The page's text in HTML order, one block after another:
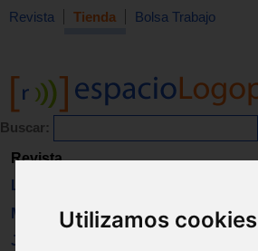
Utilizamos cookies
Revista Tienda Bolsa Trabajo
Buscar:
Revista
Libros
Material
Juguetes